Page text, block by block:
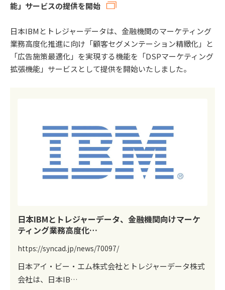
能」サービスの提供を開始
日本IBMとトレジャーデータは、金融機関のマーケティング
業務高度化推進に向け「顧客セグメンテーション精緻化」と
「広告施策最適化」を実現する機能を「DSPマーケティング
拡張機能」サービスとして提供を開始いたしました。
日本IBMとトレジャーデータ、金融機関向けマーケ
ティング業務高度化…
https://syncad.jp/news/70097/
日本アイ・ビー・エム株式会社とトレジャーデータ株式
会社は、日本IB…